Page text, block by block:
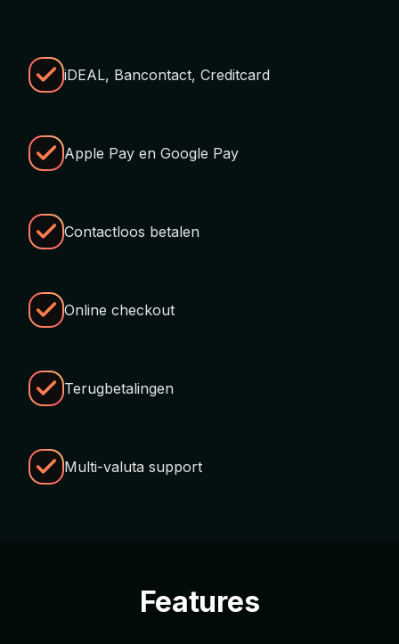
iDEAL, Bancontact, Creditcard
Apple Pay en Google Pay
Contactloos betalen
Online checkout
Terugbetalingen
Multi-valuta support
Features